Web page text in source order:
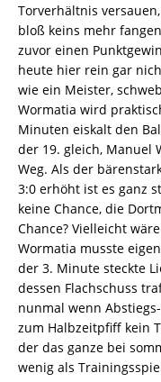
Torverhältnis
bloß keins mehr
zuvor einen
heute hier rein gar
wie ein Meister,
Wormatia wird
Minuten eiskalt den
der 19. gleich, Manuel
Weg. Als der
3:0 erhöht ist es ganz
keine Chance, die
Chance? Vielleicht
Wormatia musste
der 3. Minute steckte
dessen Flachschuss
nunmal wenn
zum Halbzeitpfiff kein
der das ganze bei
wenig als